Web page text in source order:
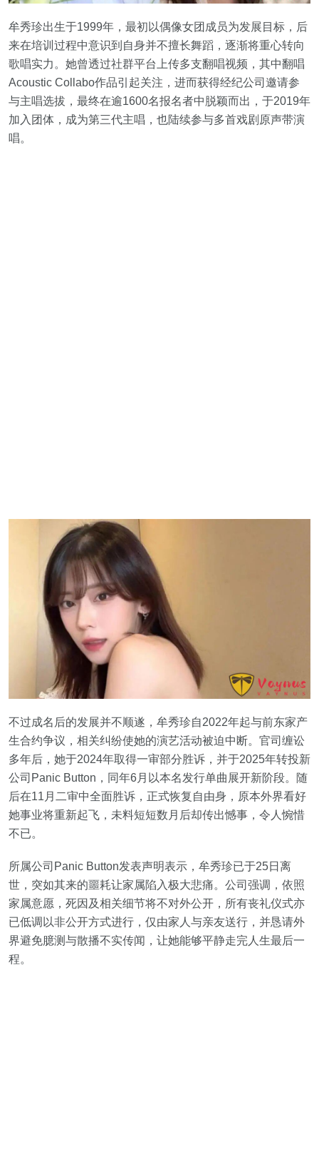
牟秀珍出生于1999年，最初以偶像女团成员为发展目标，后
来在培训过程中意识到自身并不擅长舞蹈，逐渐将重心转向
歌唱实力。她曾透过社群平台上传多支翻唱视频，其中翻唱
Acoustic Collabo作品引起关注，进而获得经纪公司邀请参
与主唱选拔，最终在逾1600名报名者中脱颖而出，于2019年
加入团体，成为第三代主唱，也陆续参与多首戏剧原声带演
唱。
不过成名后的发展并不顺遂，牟秀珍自2022年起与前东家产
生合约争议，相关纠纷使她的演艺活动被迫中断。官司缠讼
多年后，她于2024年取得一审部分胜诉，并于2025年转投新
公司Panic Button，同年6月以本名发行单曲展开新阶段。随
后在11月二审中全面胜诉，正式恢复自由身，原本外界看好
她事业将重新起飞，未料短短数月后却传出憾事，令人惋惜
不已。
所属公司Panic Button发表声明表示，牟秀珍已于25日离
世，突如其来的噩耗让家属陷入极大悲痛。公司强调，依照
家属意愿，死因及相关细节将不对外公开，所有丧礼仪式亦
已低调以非公开方式进行，仅由家人与亲友送行，并恳请外
界避免臆测与散播不实传闻，让她能够平静走完人生最后一
程。